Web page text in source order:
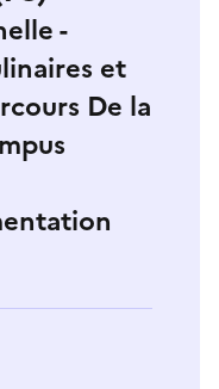
-
et
De la